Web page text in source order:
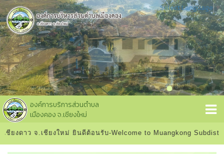
องค์การบริการส่วนตำบล
เมืองคอง จ.เชียงใหม่
ยงดาว จ.เชียงใหม่ ยินดีต้อนรับ-Welcome to Muangkong
Select Language▼